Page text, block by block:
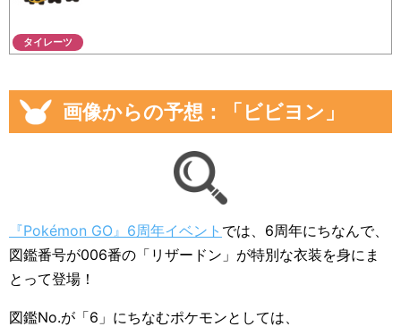
タイレーツ
画像からの予想：「ビビヨン」
『Pokémon GO』6周年イベント では、6周年にちなんで、
図鑑番号が006番の「リザードン」が特別な衣装を身にま
とって登場！
図鑑No.が「6」にちなむポケモンとしては、